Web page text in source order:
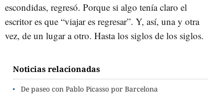
escondidas, regresó. Porque si algo tenía claro el
escritor es que “viajar es regresar”. Y, así, una y otra
vez, de un lugar a otro. Hasta los siglos de los siglos.
Noticias relacionadas
De paseo con Pablo Picasso por Barcelona